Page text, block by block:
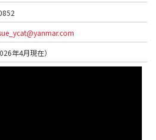
年4月現在）